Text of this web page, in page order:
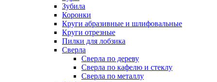
Зубила
Коронки
Круги абразивные и шлифовальные
Круги отрезные
Пилки для лобзика
Сверла
Сверла по дереву
Сверла по кафелю и стеклу
Сверла по металлу